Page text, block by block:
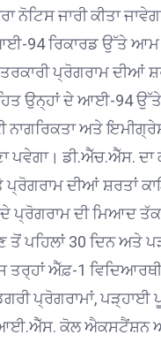
ਜਾਰੀ ਕੀਤਾ
94 ਰਿਕਾਰਡ ਉੱਤੇ ਆਮ
ਪ੍ਰੋਗਰਾਮ ਦੀਆਂ
ਤਹਿਤ ਉਨ੍ਹਾਂ ਦੇ ਆਈ-94
ਨਾਗਰਿਕਤਾ ਅਤੇ
ਪਵੇਗਾ। ਡੀ.ਐੱਚ.ਐੱਸ. ਦਾ
ਪ੍ਰੋਗਰਾਮ ਦੀਆਂ ਸ਼ਰਤਾਂ
ਦੀ ਮਿਆਦ ਤੱਕ
ਪਹਿਲਾਂ 30 ਦਿਨ ਅਤੇ
ਤਰ੍ਹਾਂ ਐੱਫ਼-1
ਪ੍ਰੋਗਰਾਮਾਂ,
ਕੋਲ ਐਕਸਟੈਂਸ਼ਨ